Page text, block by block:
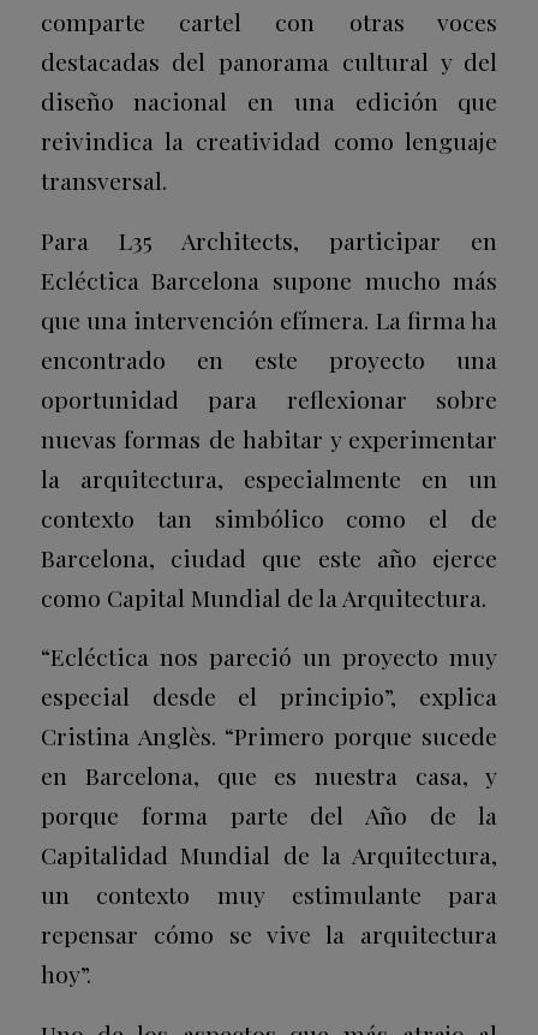
comparte cartel con otras voces
destacadas del panorama cultural y del
diseño nacional en una edición que
reivindica la creatividad como lenguaje
transversal.
Para L35 Architects, participar en
Ecléctica Barcelona supone mucho más
que una intervención efímera. La firma ha
encontrado en este proyecto una
oportunidad para reflexionar sobre
nuevas formas de habitar y experimentar
la arquitectura, especialmente en un
contexto tan simbólico como el de
Barcelona, ciudad que este año ejerce
como Capital Mundial de la Arquitectura.
“Ecléctica nos pareció un proyecto muy
especial desde el principio”, explica
Cristina Anglès. “Primero porque sucede
en Barcelona, que es nuestra casa, y
porque forma parte del Año de la
Capitalidad Mundial de la Arquitectura,
un contexto muy estimulante para
repensar cómo se vive la arquitectura
hoy”.